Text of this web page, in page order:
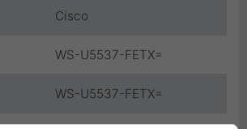
Cisco
WS-U5537-FETX=
WS-U5537-FETX=